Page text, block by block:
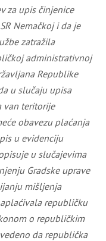
za upis činjenice
Nemačkoj i da je
zatražila
administrativnoj
Republike
u slučaju upisa
van teritorije
obavezu plaćanja
u evidenciju
u slučajevima
Gradske uprave
mišljenja
republičku
o republičkim
da republička